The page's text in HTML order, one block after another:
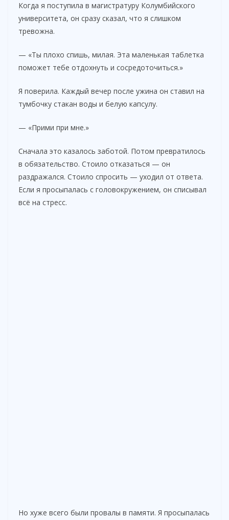
Когда я поступила в магистратуру Колумбийского
университета, он сразу сказал, что я слишком
тревожна.
— «Ты плохо спишь, милая. Эта маленькая таблетка
поможет тебе отдохнуть и сосредоточиться.»
Я поверила. Каждый вечер после ужина он ставил на
тумбочку стакан воды и белую капсулу.
— «Прими при мне.»
Сначала это казалось заботой. Потом превратилось
в обязательство. Стоило отказаться — он
раздражался. Стоило спросить — уходил от ответа.
Если я просыпалась с головокружением, он списывал
всё на стресс.
Но хуже всего были провалы в памяти. Я просыпалась